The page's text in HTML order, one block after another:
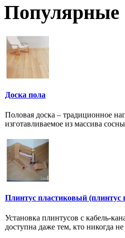
Популярные
Доска пола
Половая доска – традиционное
изготавливаемое из массива
Плинтус пластиковый (плинтус
Установка плинтусов с кабель-
доступна даже тем, кто никогда не